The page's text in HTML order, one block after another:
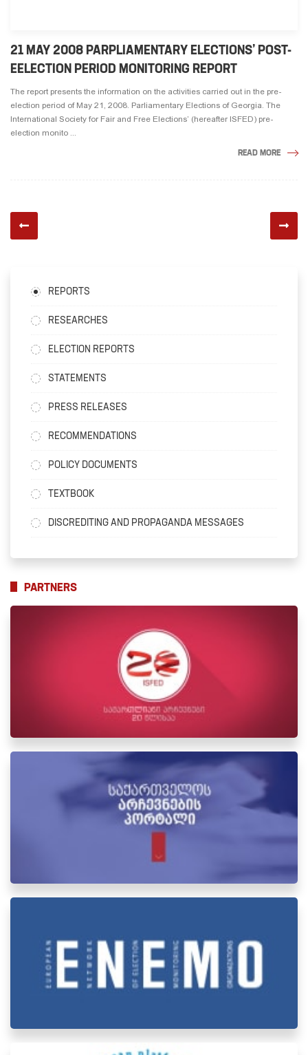
21 MAY 2008 PARPLIAMENTARY ELECTIONS’ POST-
EELECTION PERIOD MONITORING REPORT
The report presents the information on the activities carried out in the pre-
election period of May 21, 2008. Parliamentary Elections of Georgia. The
International Society for Fair and Free Elections’ (hereafter ISFED) pre-
election monito ...
READ MORE
REPORTS
RESEARCHES
ELECTION REPORTS
STATEMENTS
PRESS RELEASES
RECOMMENDATIONS
POLICY DOCUMENTS
TEXTBOOK
DISCREDITING AND PROPAGANDA MESSAGES
PARTNERS